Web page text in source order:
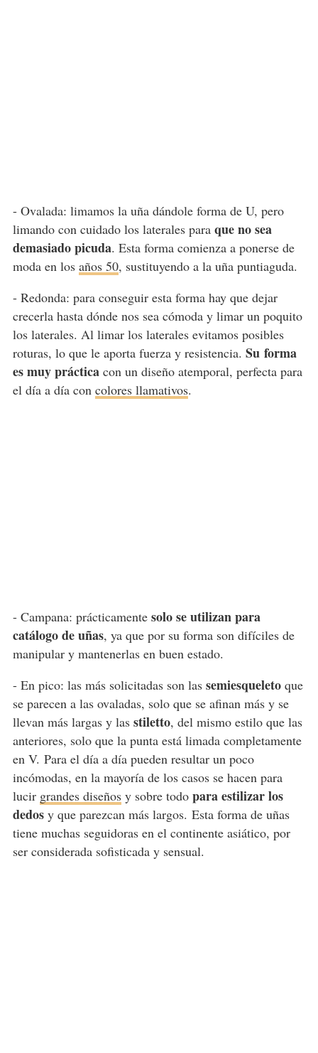
- Ovalada: limamos la uña dándole forma de U, pero
limando con cuidado los laterales para que no sea
demasiado picuda. Esta forma comienza a ponerse de
moda en los años 50, sustituyendo a la uña puntiaguda.
- Redonda: para conseguir esta forma hay que dejar
crecerla hasta dónde nos sea cómoda y limar un poquito
los laterales. Al limar los laterales evitamos posibles
roturas, lo que le aporta fuerza y resistencia. Suforma
es muy prácticacon un diseño atemporal, perfecta para
el día a día con colores llamativos.
- Campana: prácticamente solo se utilizan para
catálogo de uñas, ya que por su forma son difíciles de
manipular y mantenerlas en buen estado.
- En pico: las más solicitadas son las semiesqueletoque
se parecen a las ovaladas, solo que se afinan más y se
llevan más largas y las stiletto, del mismo estilo que las
anteriores, solo que la punta está limada completamente
en V. Para el día a día pueden resultar un poco
incómodas, en la mayoría de los casos se hacen para
lucir grandes diseñosy sobre todo para estilizar los
dedosy que parezcan más largos. Esta forma de uñas
tiene muchas seguidoras en el continente asiático, por
ser considerada sofisticada y sensual.